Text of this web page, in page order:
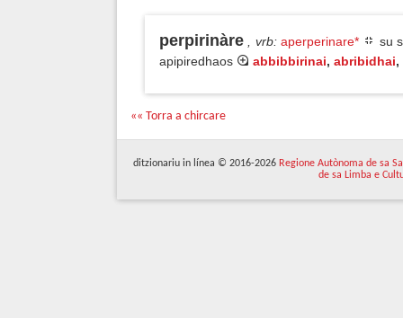
perpirinàre , vrb: aperperinare*
su
apipiredhaos
abbibbirinai, abribidhai,
«« Torra a chircare
ditzionariu in línea © 2016-2026 Regione Autònoma de sa
de sa Limba e